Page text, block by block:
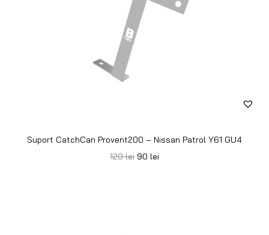
Suport CatchCan Provent200 – Nissan Patrol Y61 GU4
120lei 90 lei